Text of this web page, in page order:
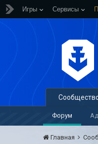
Игры Сервисы
Форум
Главная